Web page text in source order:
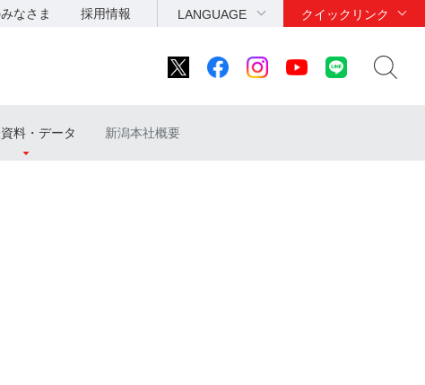
なさま 採用情報 LANGUAGE クイックリンク
料・データ 新潟本社概要